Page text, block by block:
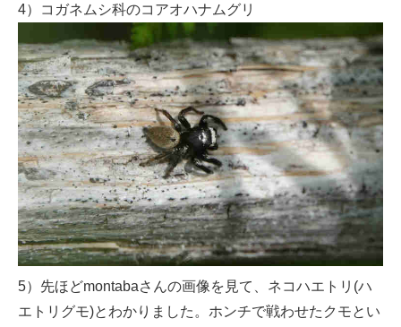
4）コガネムシ科のコアオハナムグリ
5）先ほどmontabaさんの画像を見て、ネコハエトリ(ハ
エトリグモ)とわかりました。ホンチで戦わせたクモとい